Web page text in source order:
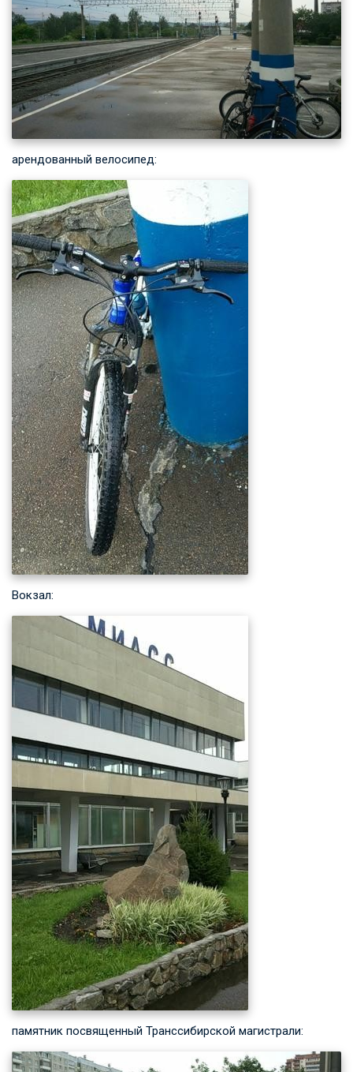
арендованный велосипед:
Вокзал:
памятник посвященный Транссибирской магистрали: